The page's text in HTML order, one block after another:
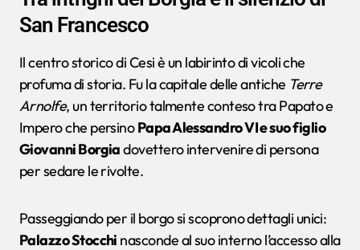
San Francesco
Il centro storico di Cesi è un labirinto di vicoli che
profuma di storia. Fu la capitale delle antiche Terre
Arnolfe, un territorio talmente conteso tra Papato e
Impero che persinoPapa Alessandro VI e suo figlio
Giovanni Borgiadovettero intervenire di persona
per sedare le rivolte.
Passeggiando per il borgo si scoprono dettagli unici:
Palazzo Stocchi nasconde al suo interno l’accesso alla